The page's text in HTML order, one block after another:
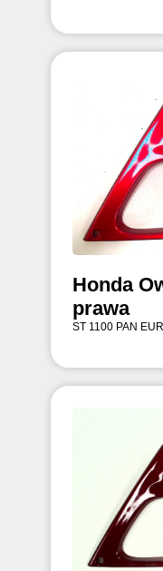
Honda
prawa
ST 1100 PAN